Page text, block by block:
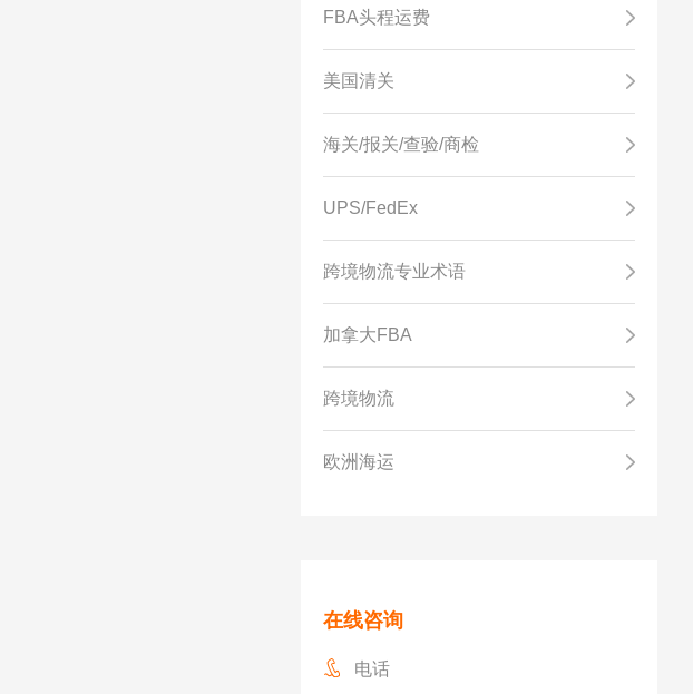
FBA头程运费
美国清关
海关/报关/查验/商检
UPS/FedEx
跨境物流专业术语
加拿大FBA
跨境物流
欧洲海运
在线咨询
电话